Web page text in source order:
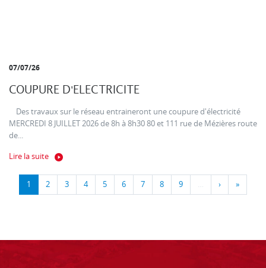
07/07/26
COUPURE D'ELECTRICITE
Des travaux sur le réseau entraineront une coupure d'électricité
MERCREDI 8 JUILLET 2026 de 8h à 8h30 80 et 111 rue de Mézières route
de...
Lire la suite
1 2 3 4 5 6 7 8 9 … › »